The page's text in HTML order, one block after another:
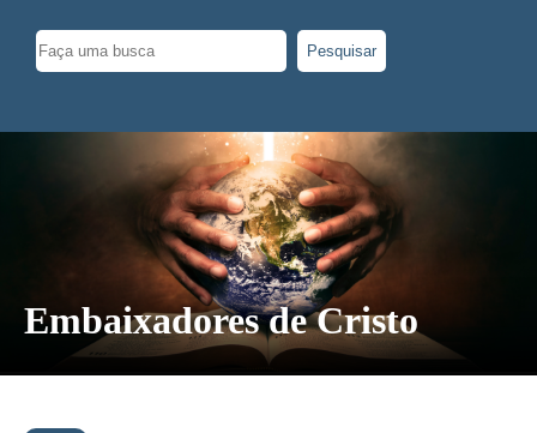
Pesquisar
Embaixadores de Cristo